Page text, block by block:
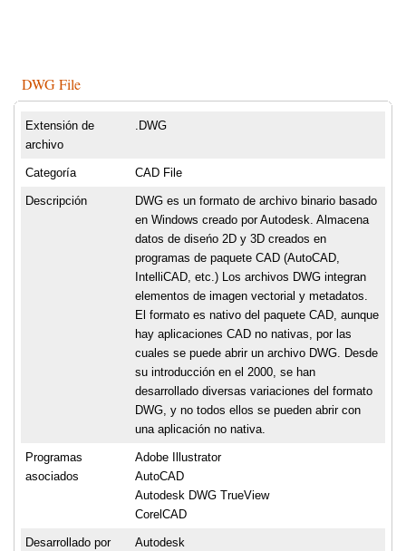
DWG File
Extensión de
archivo
.DWG
Categoría CAD File
Descripción
DWG es un formato de archivo binario basado
en Windows creado por Autodesk. Almacena
datos de diseńo 2D y 3D creados en
programas de paquete CAD (AutoCAD,
IntelliCAD, etc.) Los archivos DWG integran
elementos de imagen vectorial y metadatos.
El formato es nativo del paquete CAD, aunque
hay aplicaciones CAD no nativas, por las
cuales se puede abrir un archivo DWG. Desde
su introducción en el 2000, se han
desarrollado diversas variaciones del formato
DWG, y no todos ellos se pueden abrir con
una aplicación no nativa.
Programas
asociados
Adobe Illustrator
AutoCAD
Autodesk DWG TrueView
CorelCAD
Desarrollado por Autodesk